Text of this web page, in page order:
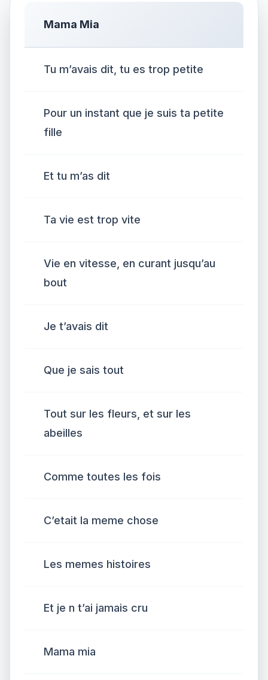
Mama Mia
Tu m’avais dit, tu es trop petite
Pour un instant que je suis ta petite
fille
Et tu m’as dit
Ta vie est trop vite
Vie en vitesse, en curant jusqu’au
bout
Je t’avais dit
Que je sais tout
Tout sur les fleurs, et sur les
abeilles
Comme toutes les fois
C’etait la meme chose
Les memes histoires
Et je n t’ai jamais cru
Mama mia